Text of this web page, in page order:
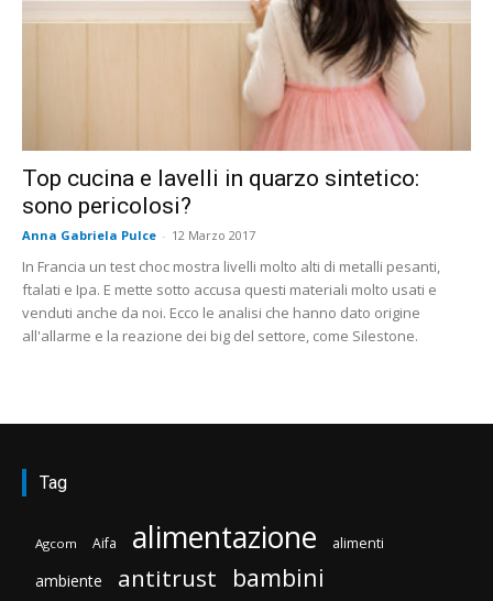
Top cucina e lavelli in quarzo sintetico:
sono pericolosi?
Anna Gabriela Pulce - 12 Marzo 2017
In Francia un test choc mostra livelli molto alti di metalli pesanti,
ftalati e Ipa. E mette sotto accusa questi materiali molto usati e
venduti anche da noi. Ecco le analisi che hanno dato origine
all'allarme e la reazione dei big del settore, come Silestone.
Tag
Agcom Aifa alimentazione alimenti
ambiente antitrust bambini